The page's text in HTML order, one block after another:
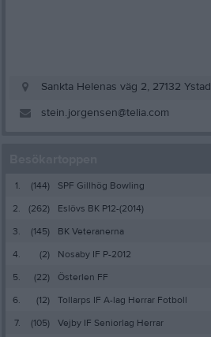
Sankta Helenas väg 2, 27132 Ystad
stein.jorgensen@telia.com
1. (144)
SPF Gillhög Bowling
2.
(262)
Eslövs BK P12-(2014)
3.
(145)
BK Veteranerna
4.
(2)
Nosaby IF P-2012
5.
(22)
Österlen FF
6.
(12)
Tollarps IF A-lag Herrar Fotboll
7.
(105) Vejby IF Seniorlag Herrar